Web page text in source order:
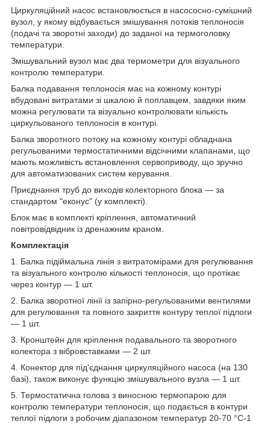
Циркуляційний насос встановлюється в насососно-сумішний
вузол, у якому відбувається змішування потоків теплоносія
(подачі та зворотні заходи) до заданої на термоголовку
температури.
Змішувальний вузол має два термометри для візуального
контролю температури.
Балка подавання теплоносія має на кожному контурі
вбудовані витратами зі шкалою й поплавцем, завдяки яким
можна регулювати та візуально контролювати кількість
циркульованого теплоносія в контурі.
Балка зворотного потоку на кожному контурі обладнана
регульованими термостатичними відсічними клапанами, що
мають можливість встановлення сервоприводу, що зручно
для автоматизованих систем керування.
Приєднання труб до виходів колекторного блока — за
стандартом "еконус" (у комплекті).
Блок має в комплекті кріплення, автоматичний
повітровідвідник із дренажним краном.
Комплектація
1. Балка підіймальна лінія з витратомірами для регулювання
та візуального контролю кількості теплоносія, що протікає
через контур — 1 шт.
2. Балка зворотної лінії із запірно-регульованими вентилями
для регулювання та повного закриття контуру теплої підлоги
— 1 шт.
3. Кронштейн для кріплення подавального та зворотного
колектора з вібровставками — 2 шт.
4. Конектор для під'єднання циркуляційного насоса (на 130
базі), також виконує функцію змішувального вузла — 1 шт.
5. Термостатична голова з виносною термопарою для
контролю температури теплоносія, що подається в контури
теплої підлоги з робочим діапазоном температур 20-70 °C-1